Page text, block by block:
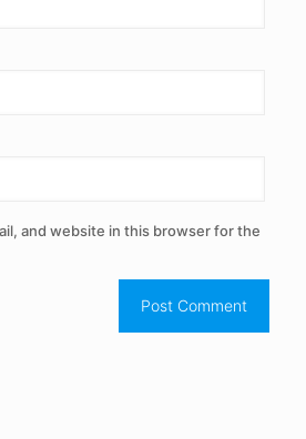
and website in this browser for the